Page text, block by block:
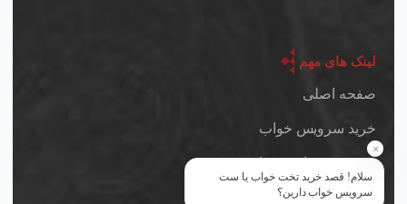
لینک های مهم
صفحه اصلی
خرید سرویس خواب
سرویس خواب پسرانه و
دخترانه
سلام! قصد خرید تخت خواب یا ست
سرویس خواب دارین؟
×